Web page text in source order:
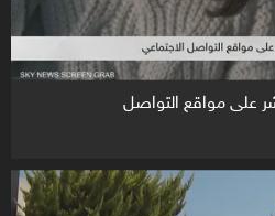
على مواقع التواصل